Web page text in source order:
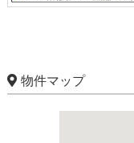
物件マップ